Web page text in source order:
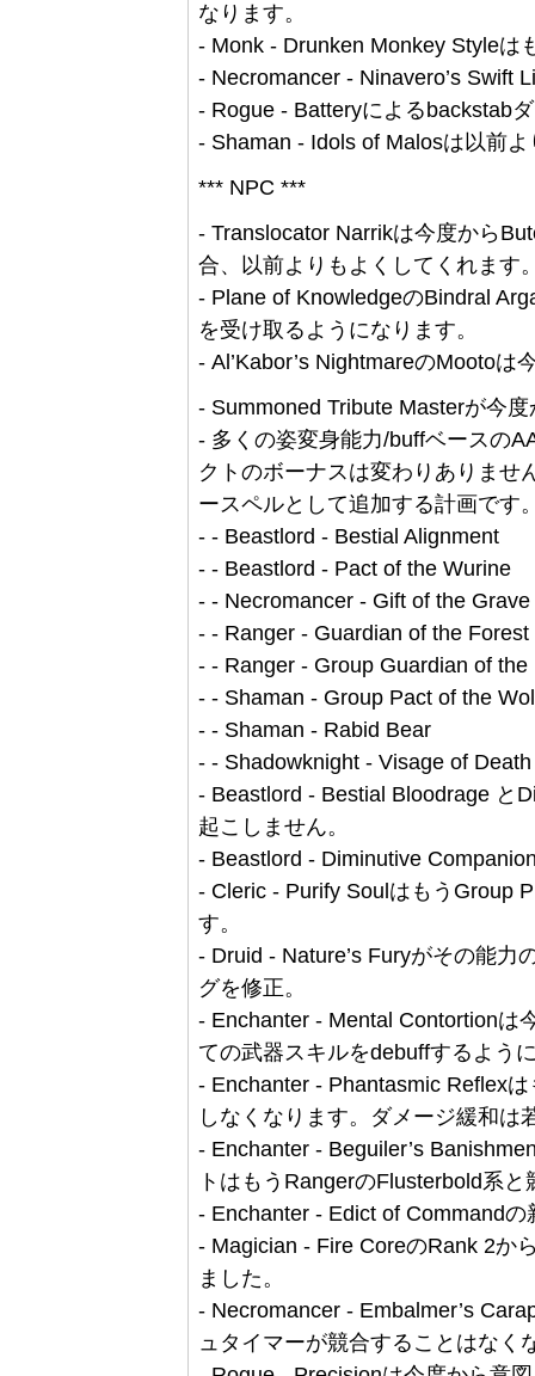
なります。
- Monk - Drunken Monkey Styleは
- Necromancer - Ninavero’s Swift
- Rogue - Batteryによるbackstab
- Shaman - Idols of Malosは以前
*** NPC ***
- Translocator Narrikは今度から
合、以前よりもよくしてくれます
- Plane of KnowledgeのBindral
を受け取るようになります。
- Al’Kabor’s NightmareのMooto
- Summoned Tribute Masterが今
- 多くの姿変身能力/buffベースの
クトのボーナスは変わりありませ
ースペルとして追加する計画です
- - Beastlord - Bestial Alignment
- - Beastlord - Pact of the Wurine
- - Necromancer - Gift of the Grave
- - Ranger - Guardian of the Forest
- - Ranger - Group Guardian of the
- - Shaman - Group Pact of the
- - Shaman - Rabid Bear
- - Shadowknight - Visage of Death
- Beastlord - Bestial Bloodrage と
起こしません。
- Beastlord - Diminutive
- Cleric - Purify SoulはもうGroup
す。
- Druid - Nature’s Furyがその能力
グを修正。
- Enchanter - Mental Contortionは
ての武器スキルをdebuffするよう
- Enchanter - Phantasmic Reflex
しなくなります。ダメージ緩和は
- Enchanter - Beguiler’s
トはもうRangerのFlusterbold系
- Enchanter - Edict of Command
- Magician - Fire CoreのRank 2か
ました。
- Necromancer - Embalmer’s
ュタイマーが競合することはなく